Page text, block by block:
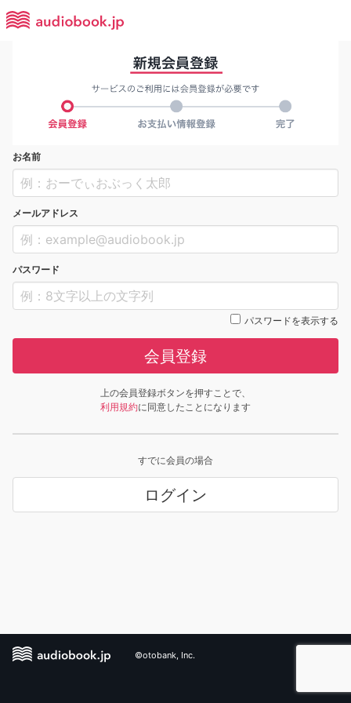
お名前
メールアドレス
パスワード
パスワードを表示する
会員登録
上の会員登録ボタンを押すことで、
利用規約に同意したことになります
すでに会員の場合
ログイン
©otobank, Inc.